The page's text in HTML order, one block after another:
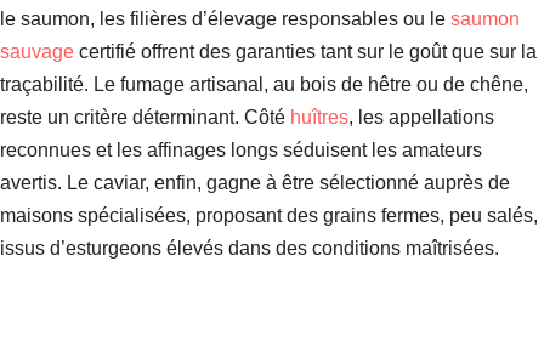
le saumon, les filières d’élevage responsables ou le saumon
sauvage certifié offrent des garanties tant sur le goût que sur la
traçabilité. Le fumage artisanal, au bois de hêtre ou de chêne,
reste un critère déterminant. Côté huîtres, les appellations
reconnues et les affinages longs séduisent les amateurs
avertis. Le caviar, enfin, gagne à être sélectionné auprès de
maisons spécialisées, proposant des grains fermes, peu salés,
issus d’esturgeons élevés dans des conditions maîtrisées.